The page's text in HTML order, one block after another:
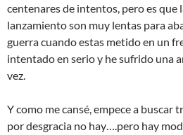
centenares de intentos, pero es que
lanzamiento son muy lentas para
guerra cuando estas metido en un
intentado en serio y he sufrido una
vez.
Y como me cansé, empece a
por desgracia no hay….pero hay